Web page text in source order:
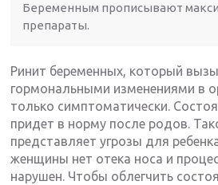
Беременным прописывают
препараты.
Ринит беременных, который
гормональными изменениями в
только симптоматически.
придет в норму после родов.
представляет угрозы для
женщины нет отека носа и
нарушен. Чтобы облегчить